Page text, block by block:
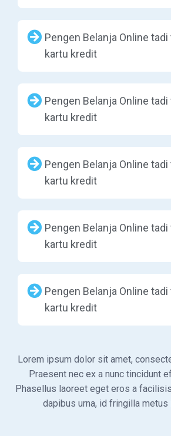
Pengen Belanja Online
kartu kredit
Pengen Belanja Online
kartu kredit
Pengen Belanja Online
kartu kredit
Pengen Belanja Online
kartu kredit
Pengen Belanja Online
kartu kredit
Lorem ipsum dolor sit amet,
Praesent nec ex a nunc tincidunt
Phasellus laoreet eget eros a
dapibus urna, id fringilla metus